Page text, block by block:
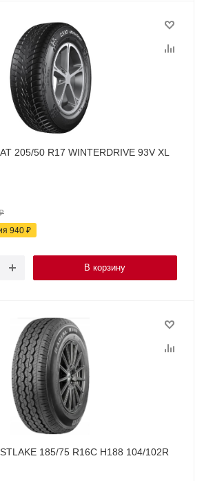
205/50 R17 WINTERDRIVE 93V XL
940 ₽
В корзину
185/75 R16C H188 104/102R